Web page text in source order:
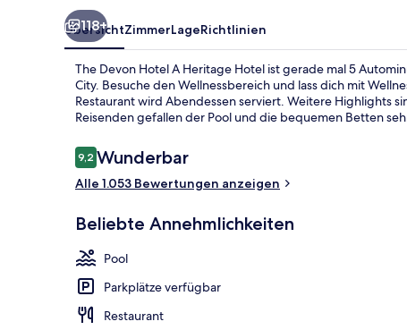
118+
ÜbersichtZimmerLageRichtlinien
The Devon Hotel A Heritage Hotel ist gerade mal 5
City. Besuche den Wellnessbereich und lass dich mit
Restaurant wird Abendessen serviert. Weitere Highlights
Reisenden gefallen der Pool und die bequemen Betten
Bewertungen
9,29,2 von 10.
Wunderbar
Alle 1.053 Bewertungen anzeigen
Beliebte Annehmlichkeiten
Pool
Parkplätze verfügbar
Restaurant